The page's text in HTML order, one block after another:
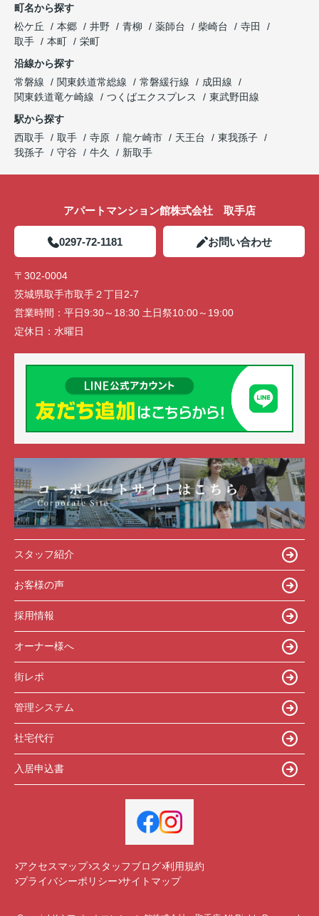
町名から探す
松ケ丘
本郷 井野 青柳 薬師台 柴崎台
寺田
取手
本町
栄町
沿線から探す
常磐線
関東鉄道常総線 常磐緩行線
成田線
関東鉄道竜ケ崎線
つくばエクスプレス
東武野田線
駅から探す
西取手
取手 寺原 龍ケ崎市 天王台
東我孫子
我孫子
守谷 牛久 新取手
アパートマンション館株式会社 取手店
0297-72-1181 お問い合わせ
〒302-0004
茨城県取手市取手２丁目2-7
営業時間： 平日9:30～18:30 土日祭10:00～19:00
定休日： 水曜日
スタッフ紹介
お客様の声
採用情報
オーナー様へ
街レポ
管理システム
社宅代行
入居申込書
アクセスマップ スタッフブログ 利用規約
プライバシーポリシー サイトマップ